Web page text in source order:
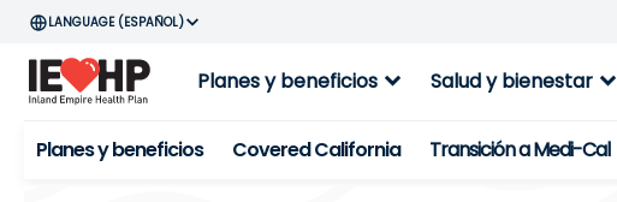
ESPAÑOL
Planes y beneficios expand_more Salud y bienestar expand_more
Planes y beneficios Covered California Transición a Medi-Cal